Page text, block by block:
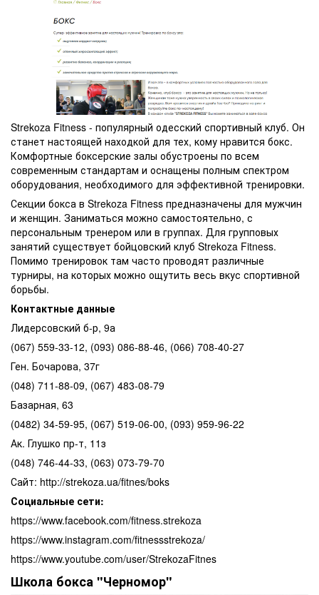
Strekoza Fitness - популярный одесский спортивный клуб. Он
станет настоящей находкой для тех, кому нравится бокс.
Комфортные боксерские залы обустроены по всем
современным стандартам и оснащены полным спектром
оборудования, необходимого для эффективной тренировки.
Секции бокса в Strekoza Fitness предназначены для мужчин
и женщин. Заниматься можно самостоятельно, с
персональным тренером или в группах. Для групповых
занятий существует бойцовский клуб Strekoza Fitness.
Помимо тренировок там часто проводят различные
турниры, на которых можно ощутить весь вкус спортивной
борьбы.
Контактные данные
Лидерсовский б-р, 9а
(067) 559-33-12, (093) 086-88-46, (066) 708-40-27
Ген. Бочарова, 37г
(048) 711-88-09, (067) 483-08-79
Базарная, 63
(0482) 34-59-95, (067) 519-06-00, (093) 959-96-22
Ак. Глушко пр-т, 11з
(048) 746-44-33, (063) 073-79-70
Сайт: http://strekoza.ua/fitnes/boks
Социальные сети:
https://www.facebook.com/fitness.strekoza
https://www.instagram.com/fitnessstrekoza/
https://www.youtube.com/user/StrekozaFitnes
Школа бокса "Черномор"